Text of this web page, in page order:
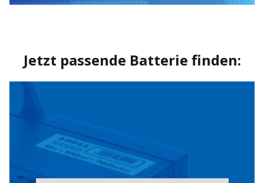
Jetzt passende Batterie finden: